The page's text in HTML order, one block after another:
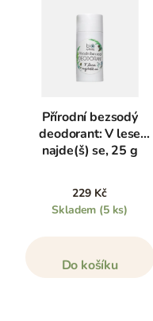
Přírodní bezsodý
deodorant: V lese
najde(š) se, 25 g
229 Kč
Skladem (5 ks)
Do košíku